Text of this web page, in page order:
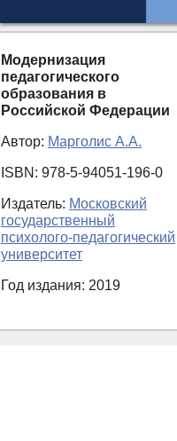
Модернизация
педагогического
образования в
Российской Федерации
Автор: Марголис А.А.
ISBN: 978-5-94051-196-0
Издатель: Московский
государственный
психолого-педагогический
университет
Год издания: 2019